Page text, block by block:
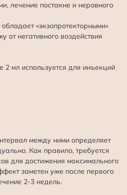
лечение постакне и неровного
«экзопротекторными»
от негативного воздействия
2 мл используется для инъекций
между ними определяет
Как правило, требуется
для достижения максимального
заметен уже после первого
2-3 недель.